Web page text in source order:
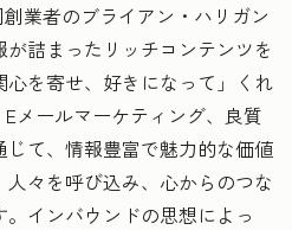
業者のブライアン・ハリガン
詰まったリッチコンテンツを
を寄せ、好きになって」くれ
メールマーケティング、良質
て、情報豊富で魅力的な価値
々を呼び込み、心からのつな
インバウンドの思想によっ